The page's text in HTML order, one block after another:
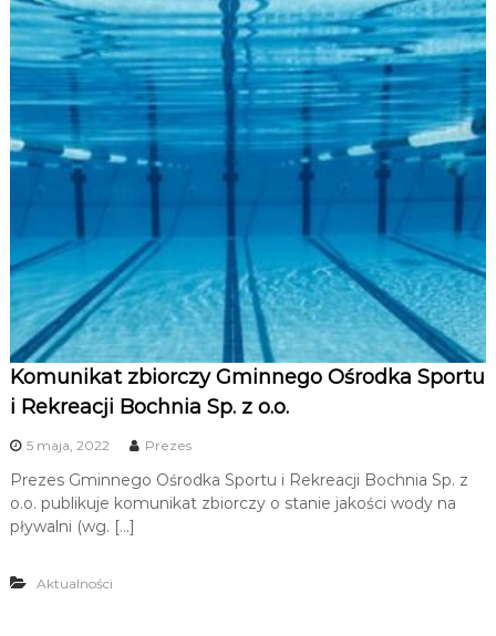
Komunikat zbiorczy Gminnego Ośrodka Sportu
i Rekreacji Bochnia Sp. z o.o.
5 maja, 2022 Prezes
Prezes Gminnego Ośrodka Sportu i Rekreacji Bochnia Sp. z
o.o. publikuje komunikat zbiorczy o stanie jakości wody na
pływalni (wg. […]
Aktualności